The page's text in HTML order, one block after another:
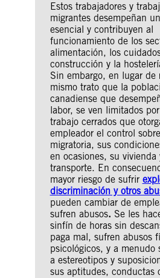
Estos trabajadores y
migrantes desempeñan
esencial y contribuyen al
funcionamiento de los
alimentación, los
construcción y la
Sin embargo, en lugar de
mismo trato que la
canadiense que
labor, se ven limitados
trabajo cerrados que
empleador el control
migratoria, sus
en ocasiones, su vivienda
transporte. En
mayor riesgo de sufrir
discriminación y otros
pueden cambiar de
sufren abusos. Se les
sinfín de horas sin
paga mal, sufren abusos
psicológicos, y a menudo
a estereotipos y
sus aptitudes, conductas